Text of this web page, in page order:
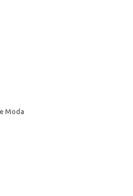
Moda